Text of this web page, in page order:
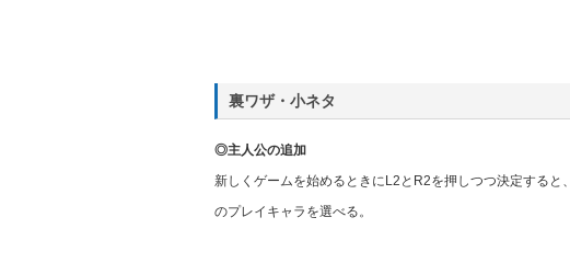
裏ワザ・小ネタ
◎主人公の追加
新しくゲームを始めるときにL2とR2を押しつつ決定する
のプレイキャラを選べる。